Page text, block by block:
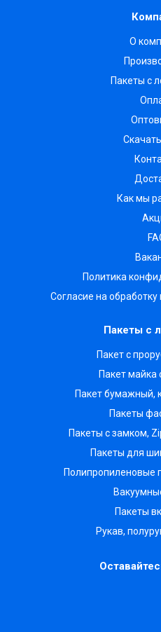
О
Пакеты с
Как мы
Политика
Согласие на
Пакеты с
Пакет с
Пакет майка
Пакет бумажный,
Пакеты
Пакеты с замком,
Пакеты для
Полипропиленовые
Пакеты
Рукав,